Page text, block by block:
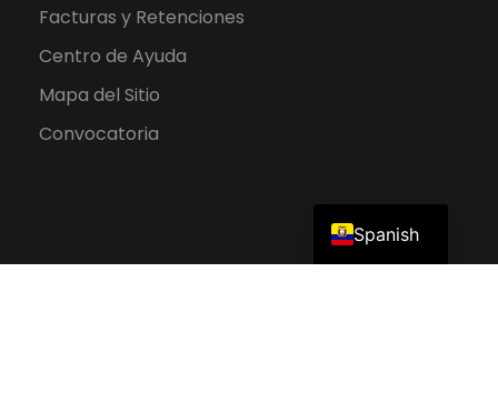
Facturas y Retenciones
Centro de Ayuda
Mapa del Sitio
Convocatoria
Spanish